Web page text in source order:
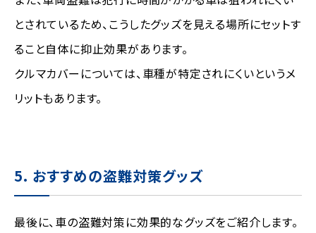
とされているため、こうしたグッズを見える場所にセットす
ること自体に抑止効果があります。
クルマカバーについては、車種が特定されにくいというメ
リットもあります。
5. おすすめの盗難対策グッズ
最後に、車の盗難対策に効果的なグッズをご紹介します。